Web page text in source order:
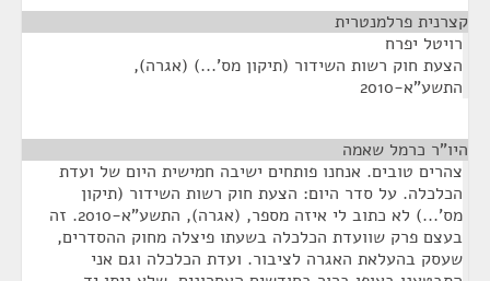
קצרנית פרלמנטרית
רויטל יפרח
הצעת חוק רשות השידור (תיקון מס'...) (אגרה),
התשע"א-2010
היו"ר כרמל שאמה
צהרים טובים. אנחנו פותחים ישיבה חמישית היום של ועדת
הכלכלה. על סדר היום: הצעת חוק רשות השידור (תיקון
מס'...) לא כתוב לי איזה מספר, (אגרה), התשע"א-2010. זה
בעצם פרק שוועדת הכלכלה בשעתו פיצלה מחוק ההסדרים,
שעסק בהעלאת האגרה לציבור. ועדת הכלכלה וגם אני